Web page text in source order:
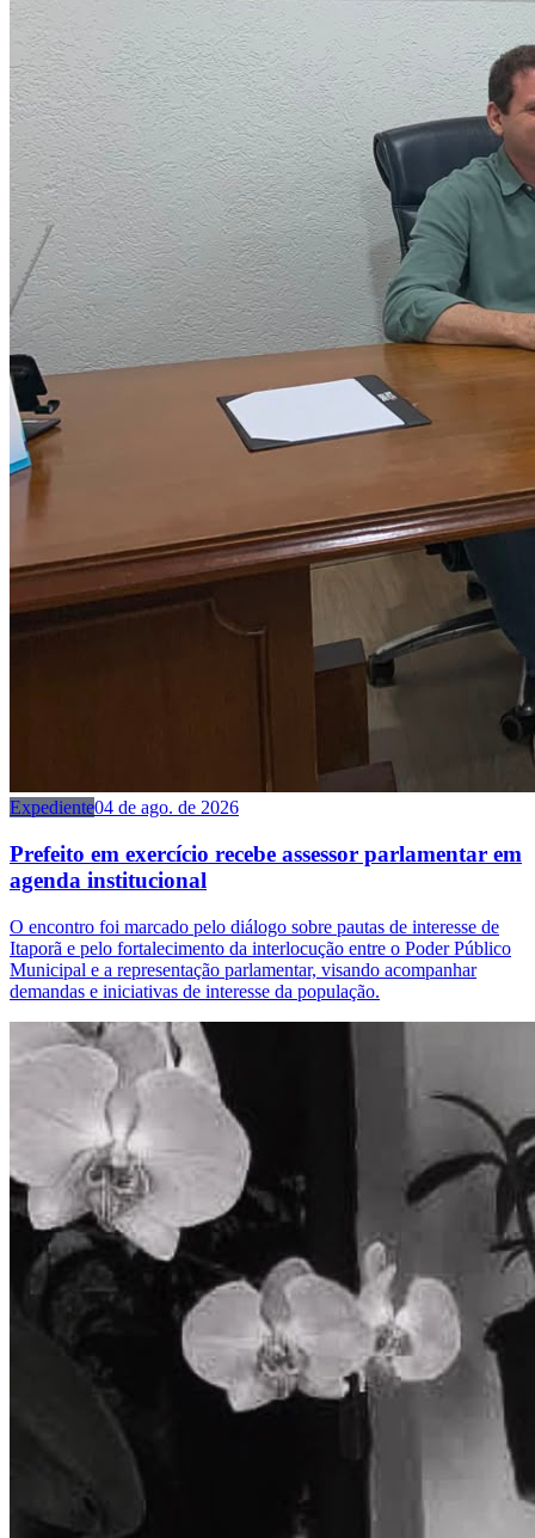
Expediente04 de ago. de 2026
Prefeito em exercício recebe assessor parlamentar em
agenda institucional
O encontro foi marcado pelo diálogo sobre pautas de interesse de
Itaporã e pelo fortalecimento da interlocução entre o Poder Público
Municipal e a representação parlamentar, visando acompanhar
demandas e iniciativas de interesse da população.